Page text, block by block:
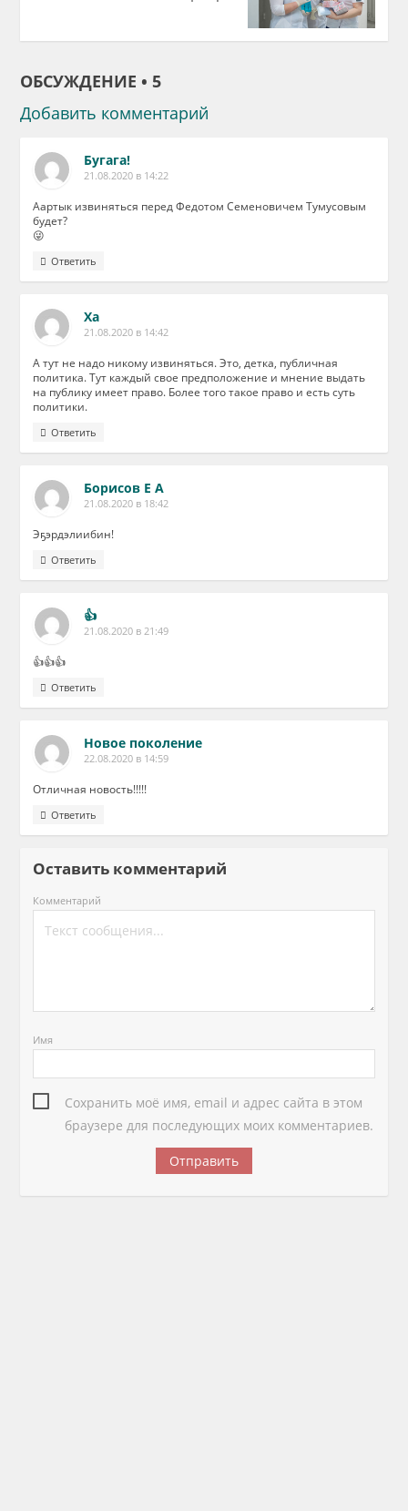
ОБСУЖДЕНИЕ • 5
Добавить комментарий
Бугага!
21.08.2020 в 14:22
Аартык извиняться перед Федотом Семеновичем Тумусовым
будет?
😜
Ответить
Ха
21.08.2020 в 14:42
А тут не надо никому извиняться. Это, детка, публичная
политика. Тут каждый свое предположение и мнение выдать
на публику имеет право. Более того такое право и есть суть
политики.
Ответить
Борисов Е А
21.08.2020 в 18:42
Эҕэрдэлиибин!
Ответить
👍
21.08.2020 в 21:49
👍👍👍
Ответить
Новое поколение
22.08.2020 в 14:59
Отличная новость!!!!!
Ответить
Оставить комментарий
Комментарий
Имя
Сохранить моё имя, email и адрес сайта в этом
браузере для последующих моих комментариев.